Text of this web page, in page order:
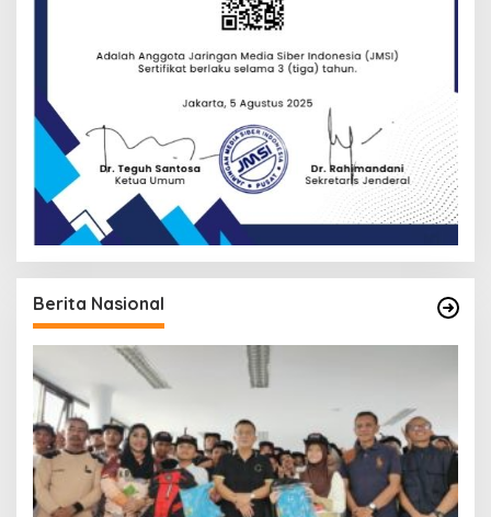
Berita Nasional